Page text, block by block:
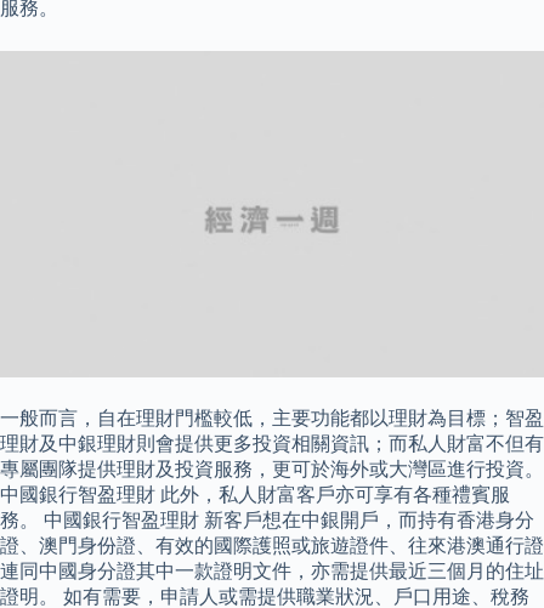
服務。
一般而言，自在理財門檻較低，主要功能都以理財為目標；智盈
理財及中銀理財則會提供更多投資相關資訊；而私人財富不但有
專屬團隊提供理財及投資服務，更可於海外或大灣區進行投資。
中國銀行智盈理財 此外，私人財富客戶亦可享有各種禮賓服
務。 中國銀行智盈理財 新客戶想在中銀開戶，而持有香港身分
證、澳門身份證、有效的國際護照或旅遊證件、往來港澳通行證
連同中國身分證其中一款證明文件，亦需提供最近三個月的住址
證明。 如有需要，申請人或需提供職業狀況、戶口用途、稅務